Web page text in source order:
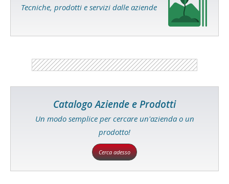
Tecniche, prodotti e servizi dalle aziende
Catalogo Aziende e Prodotti
Un modo semplice per cercare un'azienda o un
prodotto!
Cerca adesso